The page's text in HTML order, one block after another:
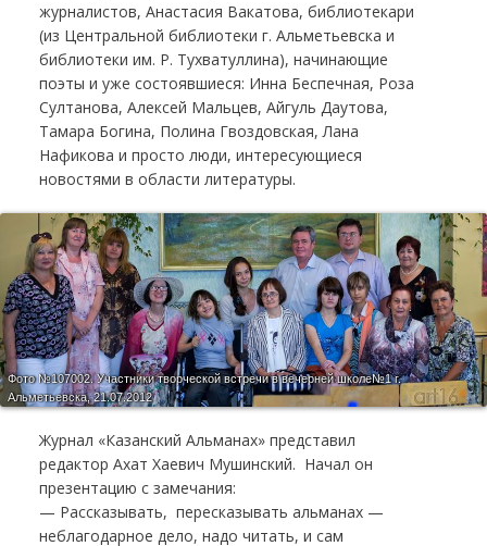
журналистов, Анастасия Вакатова, библиотекари
(из Центральной библиотеки г. Альметьевска и
библиотеки им. Р. Тухватуллина), начинающие
поэты и уже состоявшиеся: Инна Беспечная, Роза
Султанова, Алексей Мальцев, Айгуль Даутова,
Тамара Богина, Полина Гвоздовская, Лана
Нафикова и просто люди, интересующиеся
новостями в области литературы.
Фото №107002.Участники творческой встречи в вечерней школе№1 г.
Альметьевска, 21.07.2012
Журнал «Казанский Альманах» представил
редактор Ахат Хаевич Мушинский. Начал он
презентацию с замечания:
— Рассказывать, пересказывать альманах —
неблагодарное дело, надо читать, и сам